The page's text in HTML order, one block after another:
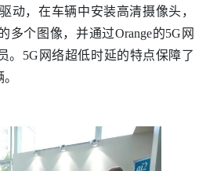
动，在车辆中安装高清摄像头，
多个图像，并通过Orange的5G网
。5G网络超低时延的特点保障了